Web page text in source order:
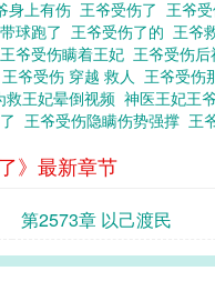
身上有伤 王爷受伤了 王爷
球跑了 王爷受伤了的 王爷
王爷受伤瞒着王妃 王爷受伤
王爷受伤 穿越 救人 王爷受伤
救王妃晕倒视频 神医王妃王
王爷受伤隐瞒伤势强撑 王
》最新章节
第2573章 以己渡民